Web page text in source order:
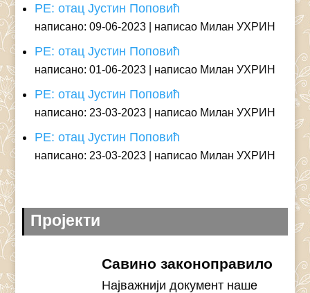
РЕ: отац Јустин Поповић
написано: 09-06-2023 написао Милан УХРИН
РЕ: отац Јустин Поповић
написано: 01-06-2023 написао Милан УХРИН
РЕ: отац Јустин Поповић
написано: 23-03-2023 написао Милан УХРИН
РЕ: отац Јустин Поповић
написано: 23-03-2023 написао Милан УХРИН
Пројекти
Савино законоправило
Најважнији документ наше